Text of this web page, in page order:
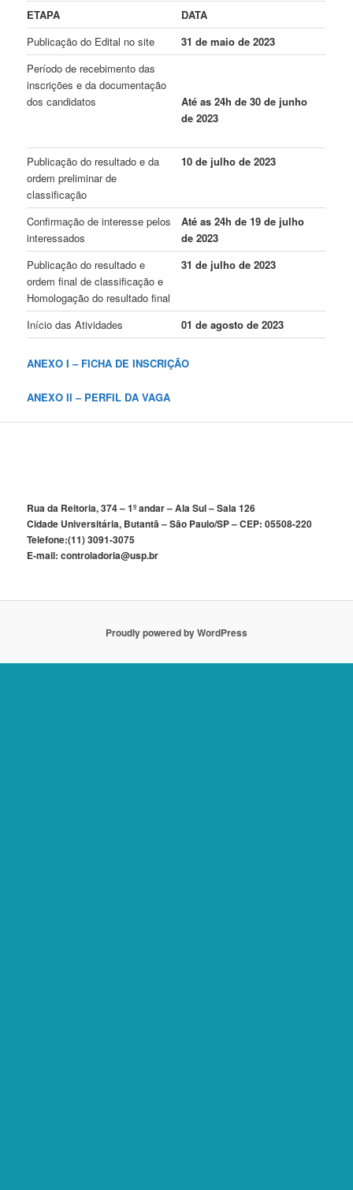
ETAPA
DATA
Publicação do Edital no site
31 de maio de 2023
Período de recebimento das
inscrições e da documentação
dos candidatos
Até as 24h de 30 de junho
de 2023
Publicação do resultado e da
ordem preliminar de
classificação
10 de julho de 2023
Confirmação de interesse pelos
interessados
Até as 24h de 19 de julho
de 2023
Publicação do resultado e
ordem final de classificação e
Homologação do resultado final
31 de julho de 2023
Início das Atividades 01 de agosto de 2023
ANEXO I – FICHA DE INSCRIÇÃO
ANEXO II – PERFIL DA VAGA
Rua da Reitoria, 374 – 1º andar – Ala Sul – Sala 126
Cidade Universitária, Butantã – São Paulo/SP – CEP: 05508-220
Telefone:(11) 3091-3075
E-mail: controladoria@usp.br
Proudly powered by WordPress